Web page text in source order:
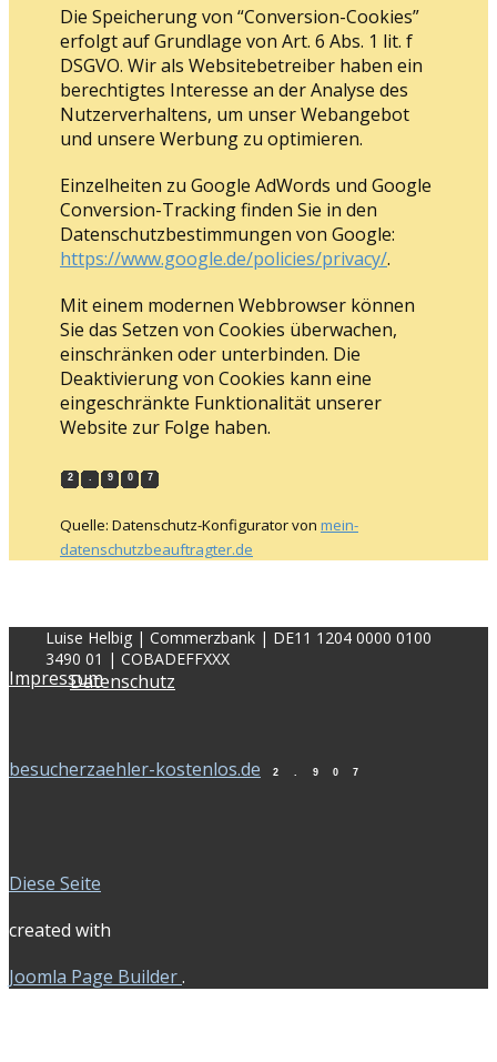
Die Speicherung von “Conversion-Cookies”
erfolgt auf Grundlage von Art. 6 Abs. 1 lit. f
DSGVO. Wir als Websitebetreiber haben ein
berechtigtes Interesse an der Analyse des
Nutzerverhaltens, um unser Webangebot
und unsere Werbung zu optimieren.
Einzelheiten zu Google AdWords und Google
Conversion-Tracking finden Sie in den
Datenschutzbestimmungen von Google:
https://www.google.de/policies/privacy/.
Mit einem modernen Webbrowser können
Sie das Setzen von Cookies überwachen,
einschränken oder unterbinden. Die
Deaktivierung von Cookies kann eine
eingeschränkte Funktionalität unserer
Website zur Folge haben.
2 . 9 0 7
Quelle: Datenschutz-Konfigurator von mein-
datenschutzbeauftragter.de
Luise Helbig | Commerzbank | DE11 1204 0000 0100
3490 01 | COBADEFFXXX
Datenschutz
Impressum
besucherzaehler-kostenlos.de 2 . 9 0 7
Diese Seite
created with
Joomla Page Builder.